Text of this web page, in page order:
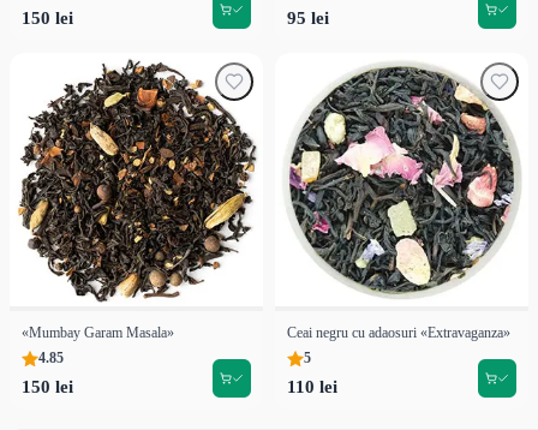
150 lei 95 lei
«Mumbay Garam Masala»
4.85
150 lei
Ceai negru cu adaosuri «Extravaganza»
5
110 lei